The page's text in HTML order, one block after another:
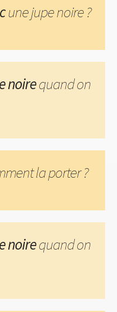
une jupe noire ?
noirequand on
la porter ?
noirequand on